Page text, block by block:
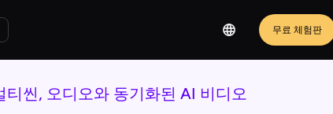
무료 체험판
씬, 오디오와 동기화된 AI 비디오